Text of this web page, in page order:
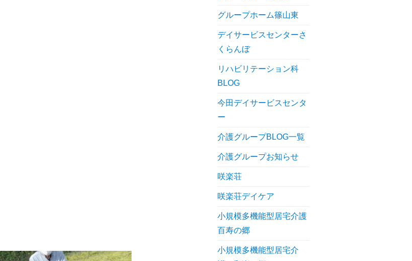
グループホーム篠山東
デイサービスセンターさ
くらんぼ
リハビリテーション科
BLOG
今田デイサービスセンタ
ー
介護グループBLOG一覧
介護グループお知らせ
咲楽荘
咲楽荘デイケア
小規模多機能型居宅介護
百寿の郷
小規模多機能型居宅介